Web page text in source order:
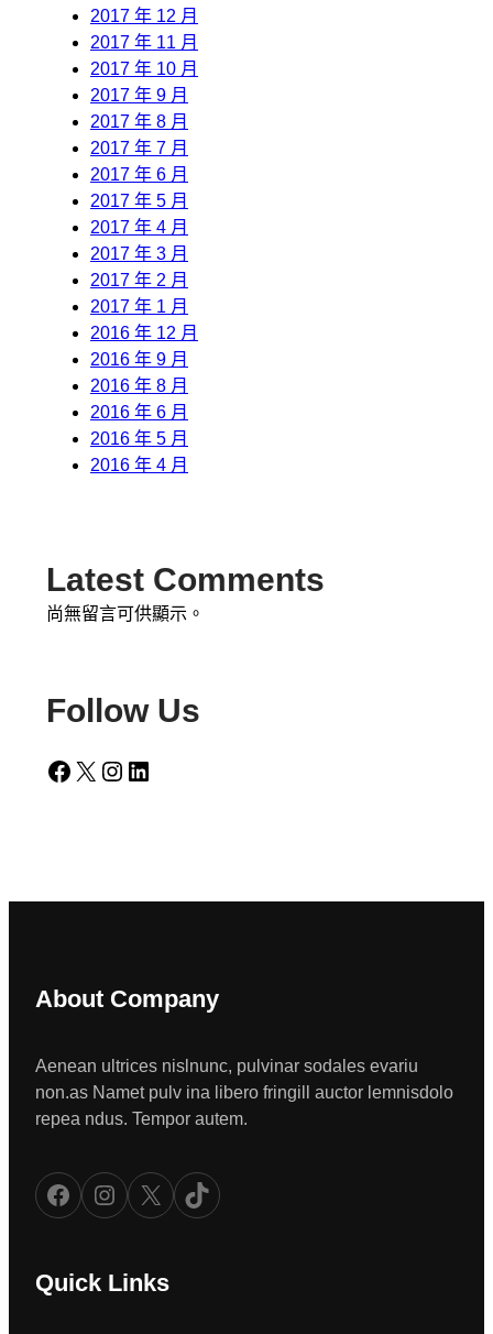
2017 年 12 月
2017 年 11 月
2017 年 10 月
2017 年 9 月
2017 年 8 月
2017 年 7 月
2017 年 6 月
2017 年 5 月
2017 年 4 月
2017 年 3 月
2017 年 2 月
2017 年 1 月
2016 年 12 月
2016 年 9 月
2016 年 8 月
2016 年 6 月
2016 年 5 月
2016 年 4 月
Latest Comments
尚無留言可供顯示。
Follow Us
Facebook X Instagram LinkedIn
About Company
Aenean ultrices nislnunc, pulvinar sodales evariu
non.as Namet pulv ina libero fringill auctor lemnisdolo
repea ndus. Tempor autem.
Facebook Instagram X TikTok
Quick Links